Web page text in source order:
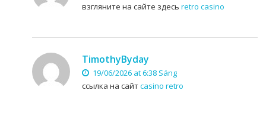
взгляните на сайте здесь retro casino
TimothyByday
19/06/2026 at 6:38 Sáng
ссылка на сайтcasino retro